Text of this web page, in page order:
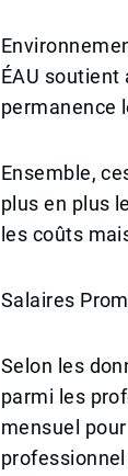
ÉAU
permanence
Ensemble,
plus en plus
les coûts
Salaires
Selon les
parmi les
mensuel